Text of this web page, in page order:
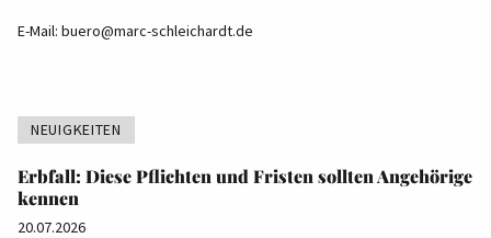
E-Mail: buero@marc-schleichardt.de
NEUIGKEITEN
Erbfall: Diese Pflichten und Fristen sollten Angehörige
kennen
20.07.2026